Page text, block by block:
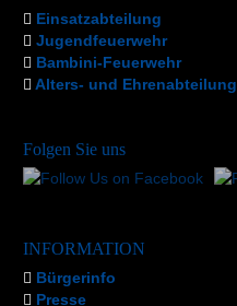
Einsatzabteilung
Jugendfeuerwehr
Bambini-Feuerwehr
Alters- und Ehrenabteilung
Folgen Sie uns
INFORMATION
Bürgerinfo
Presse